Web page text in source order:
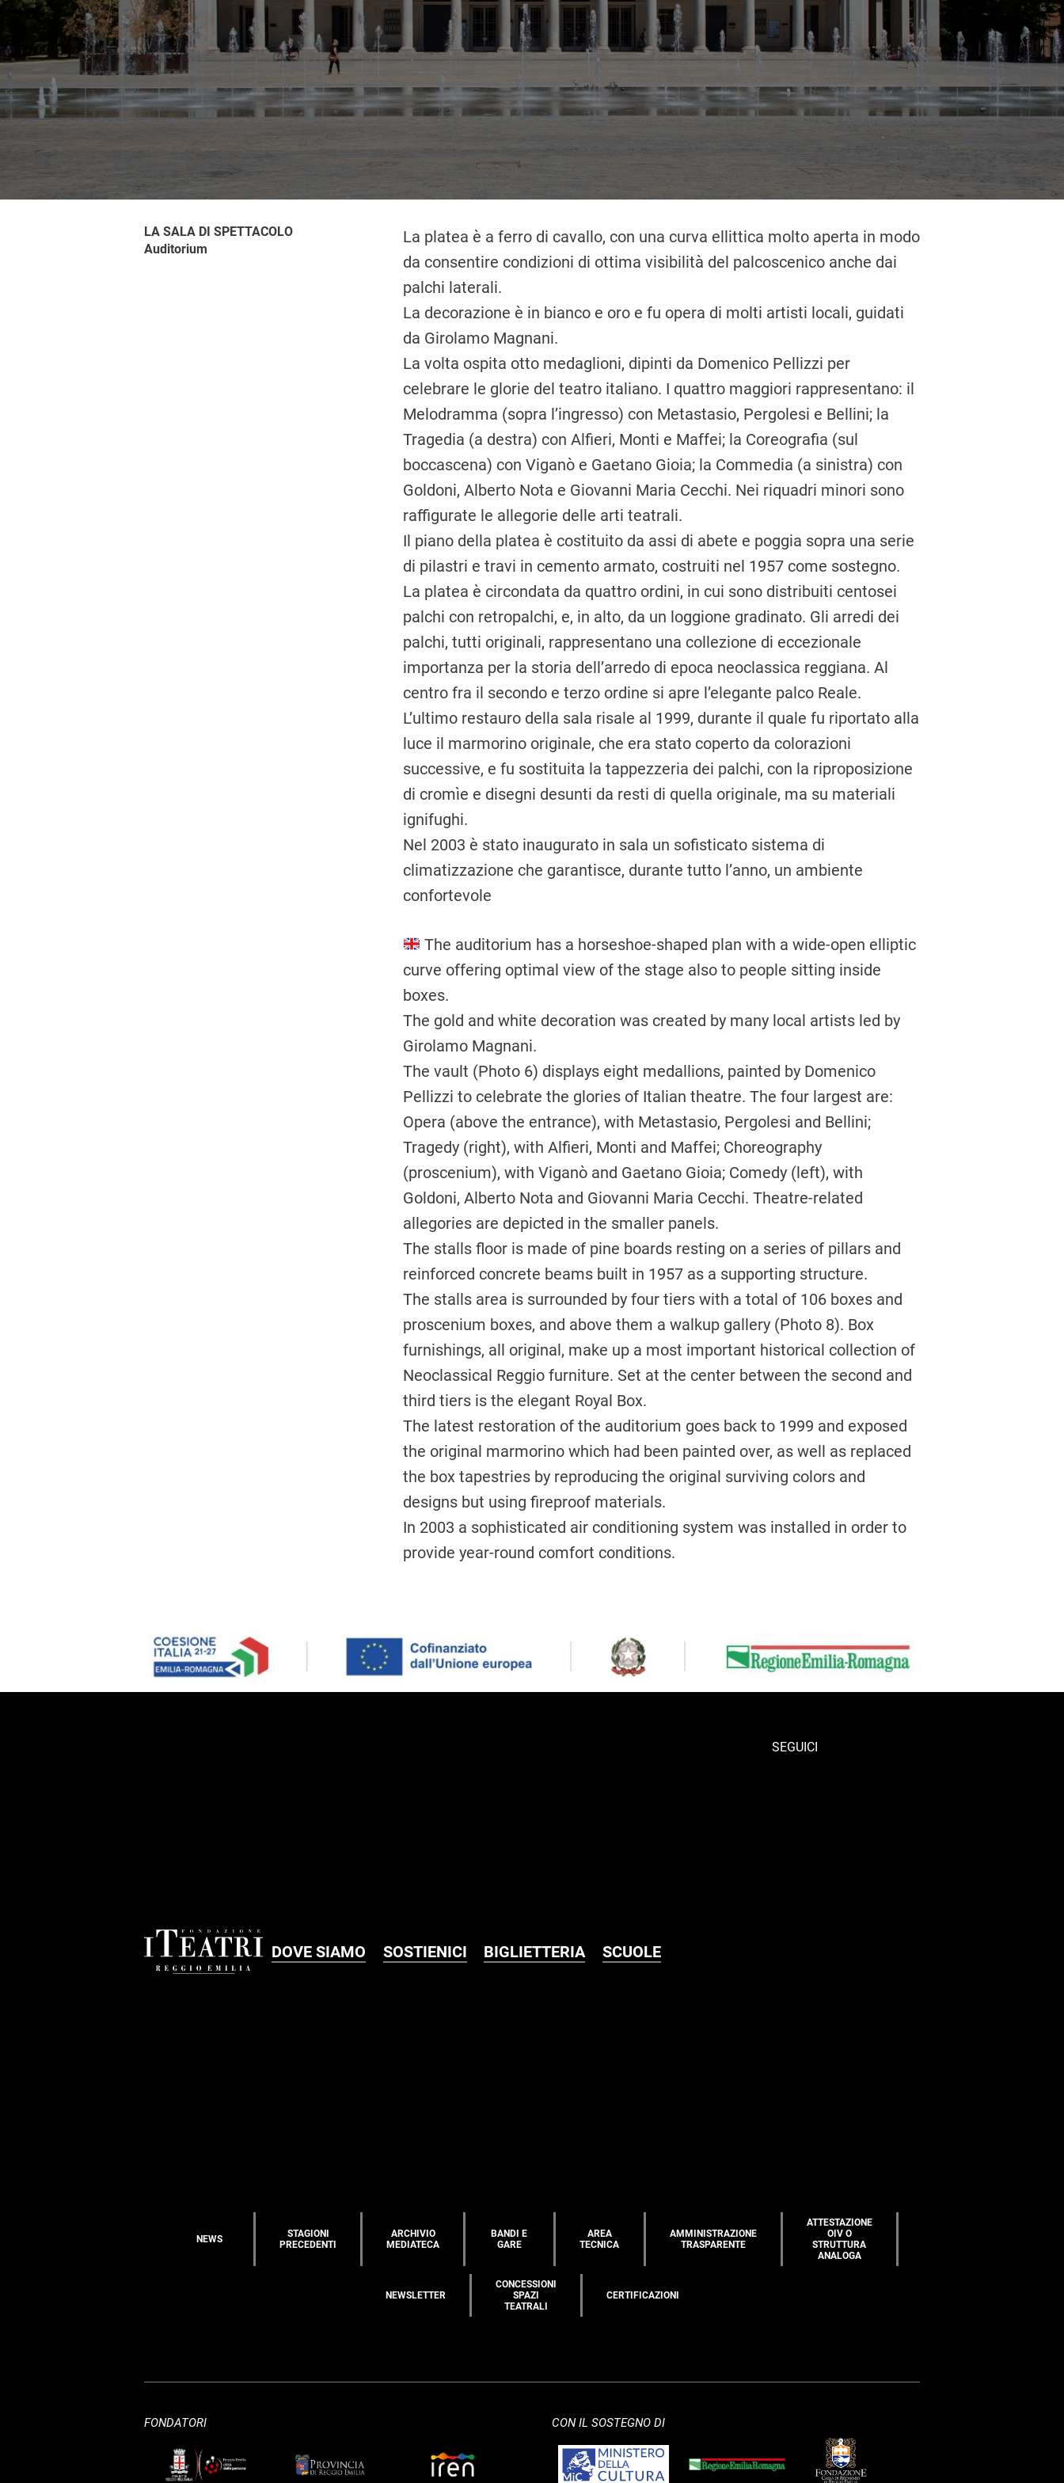
LA SALA DI SPETTACOLO
Auditorium
La platea è a ferro di cavallo, con una curva ellittica molto aperta in modo
da con­sentire condizioni di ottima visibilità del palcoscenico anche dai
palchi laterali.
La decorazione è in bianco e oro e fu opera di molti artisti locali, guidati
da Girolamo Magnani.
La volta ospita otto medaglioni, dipinti da Domenico Pellizzi per
celebrare le glorie del teatro italiano. I quattro maggiori rappresentano: il
Melodramma (sopra l’ingresso) con Metastasio, Pergolesi e Bellini; la
Tragedia (a destra) con Alfieri, Monti e Maffei; la Coreo­grafia (sul
boccascena) con Viganò e Gaetano Gioia; la Commedia (a sinistra) con
Goldoni, Alberto Nota e Giovanni Maria Cecchi. Nei riquadri minori sono
raffigurate le allegorie delle arti teatrali.
Il piano della platea è costituito da assi di abete e poggia sopra una serie
di pilastri e travi in cemento armato, costruiti nel 1957 come sostegno.
La platea è circondata da quattro ordini, in cui sono distribuiti centosei
palchi con retro­palchi, e, in alto, da un loggione gradinato. Gli arredi dei
palchi, tutti origina­li, rappresentano una collezione di eccezionale
importanza per la storia dell’arredo di epoca neoclassica reggiana. Al
centro fra il secondo e terzo ordine si apre l’elegante palco Reale.
L’ultimo restauro della sala risale al 1999, durante il quale fu riportato alla
luce il marmorino originale, che era stato coperto da colorazioni
successive, e fu sostituita la tappezzeria dei palchi, con la riproposizione
di cromìe e disegni desunti da resti di quella originale, ma su materiali
ignifughi.
Nel 2003 è stato inaugurato in sala un sofisticato sistema di
climatizzazione che garanti­sce, durante tutto l’anno, un ambiente
confortevole
The auditorium has a horseshoe-shaped plan with a wide-open elliptic
curve offering optimal view of the stage also to people sitting inside
boxes.
The gold and white decoration was created by many local artists led by
Girolamo Magnani.
The vault (Photo 6) displays eight medallions, painted by Domenico
Pellizzi to celebrate the glories of Italian theatre. The four largest are:
Opera (above the entrance), with Metastasio, Pergolesi and Bellini;
Tragedy (right), with Alfieri, Monti and Maffei; Choreography
(proscenium), with Viganò and Gaetano Gioia; Comedy (left), with
Goldoni, Alberto Nota and Giovanni Maria Cecchi. Theatre-related
allegories are depicted in the smaller panels.
The stalls floor is made of pine boards resting on a series of pillars and
reinforced concrete beams built in 1957 as a supporting structure.
The stalls area is surrounded by four tiers with a total of 106 boxes and
proscenium boxes, and above them a walkup gallery (Photo 8). Box
furnishings, all original, make up a most important historical collection of
Neoclassical Reggio furniture. Set at the center between the second and
third tiers is the elegant Royal Box.
The latest restoration of the auditorium goes back to 1999 and exposed
the original marmorino which had been painted over, as well as replaced
the box tapestries by reproducing the original surviving colors and
designs but using fireproof materials.
In 2003 a sophisticated air conditioning system was installed in order to
provide year-round comfort conditions.
DOVE SIAMO SOSTIENICI BIGLIETTERIA SCUOLE
SEGUICI
NEWS
STAGIONI
PRECEDENTI
ARCHIVIO
MEDIATECA
BANDI E
GARE
AREA
TECNICA
AMMINISTRAZIONE
TRASPARENTE
ATTESTAZIONE
OIV O
STRUTTURA
ANALOGA
NEWSLETTER
CONCESSIONI
SPAZI
TEATRALI
CERTIFICAZIONI
FONDATORI CON IL SOSTEGNO DI